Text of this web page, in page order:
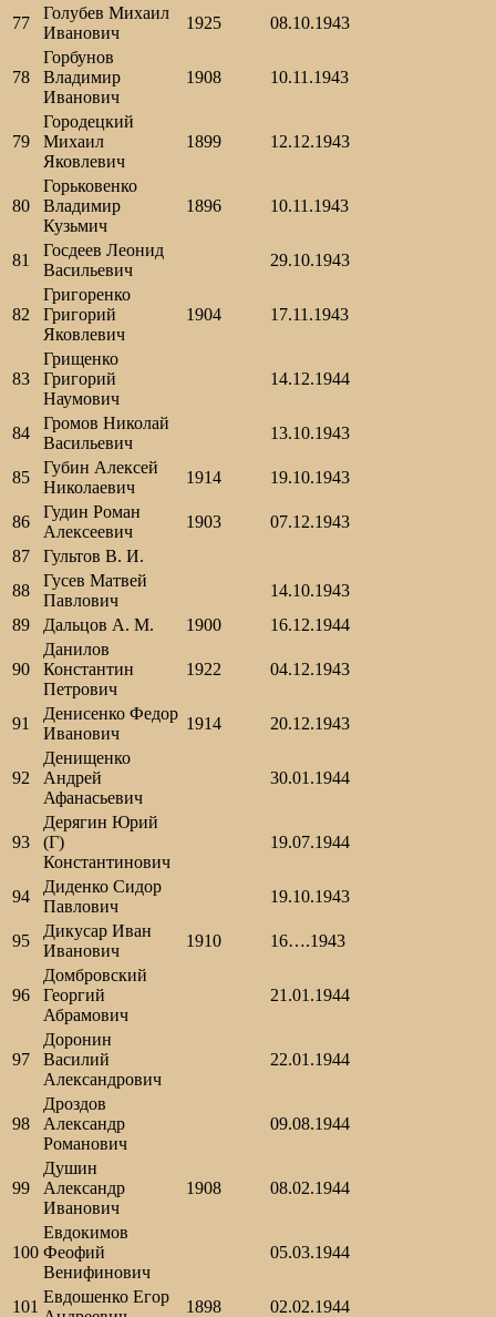
77
Голубев Михаил
Иванович
1925 08.10.1943
78
Горбунов
Владимир
Иванович
1908 10.11.1943
79
Городецкий
Михаил
Яковлевич
1899 12.12.1943
80
Горьковенко
Владимир
Кузьмич
1896 10.11.1943
81
Госдеев Леонид
Васильевич
29.10.1943
82
Григоренко
Григорий
Яковлевич
1904 17.11.1943
83
Грищенко
Григорий
Наумович
14.12.1944
84
Громов Николай
Васильевич
13.10.1943
85
Губин Алексей
Николаевич
1914 19.10.1943
86
Гудин Роман
Алексеевич
1903
07.12.1943
87
Гультов В. И.
88
Гусев Матвей
Павлович
14.10.1943
89
Дальцов А. М. 1900 16.12.1944
90
Данилов
Константин
Петрович
1922 04.12.1943
91
Денисенко Федор
Иванович
1914 20.12.1943
92
Денищенко
Андрей
Афанасьевич
30.01.1944
93
Дерягин Юрий
(Г)
Константинович
19.07.1944
94
Диденко Сидор
Павлович
19.10.1943
95
Дикусар Иван
Иванович
1910 16….1943
96
Домбровский
Георгий
Абрамович
21.01.1944
97
Доронин
Василий
Александрович
22.01.1944
98
Дроздов
Александр
Романович
09.08.1944
99
Душин
Александр
Иванович
1908 08.02.1944
100
Евдокимов
Феофий
Венифинович
05.03.1944
101
Евдошенко Егор
1898 02.02.1944